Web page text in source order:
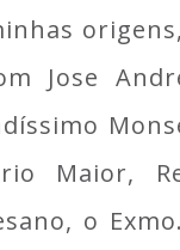
Jose
Maior,
o